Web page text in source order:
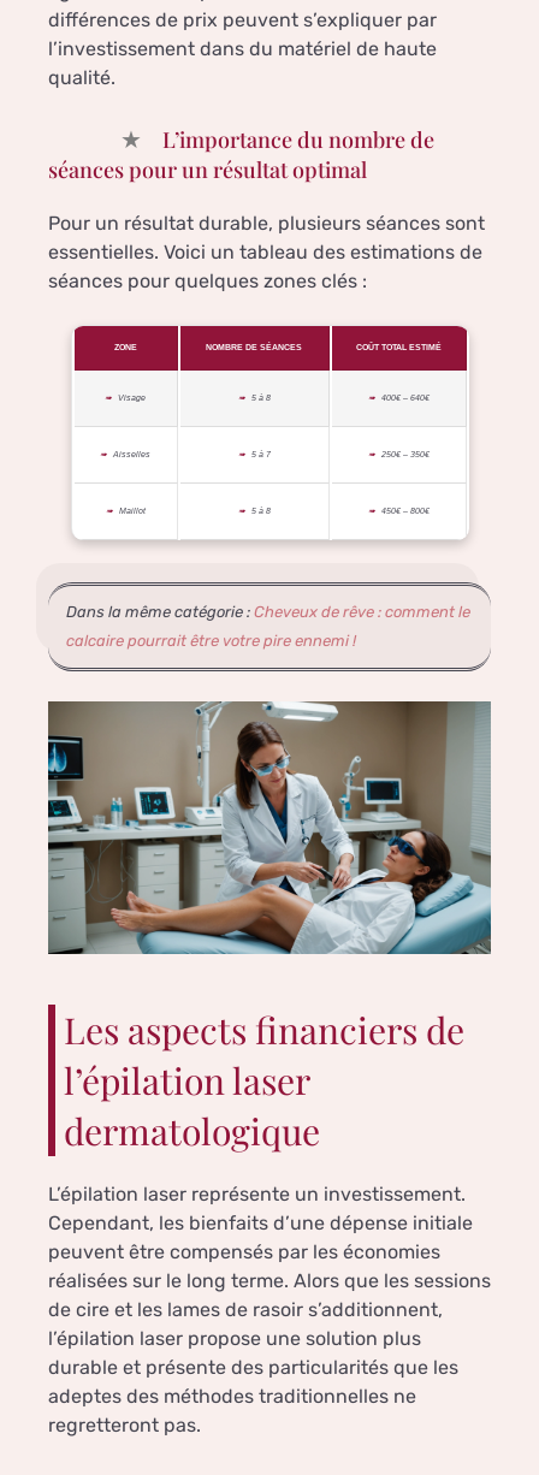
différences de prix peuvent s’expliquer par
l’investissement dans du matériel de haute
qualité.
L’importance du nombre de
séances pour un résultat optimal
Pour un résultat durable, plusieurs séances sont
essentielles. Voici un tableau des estimations de
séances pour quelques zones clés :
ZONE NOMBRE DE SÉANCES COÛT TOTAL ESTIMÉ
Visage 5 à 8 400€ – 640€
Aisselles 5 à 7 250€ – 350€
Maillot 5 à 8 450€ – 800€
Dans la même catégorie : Cheveux de rêve : comment le
calcaire pourrait être votre pire ennemi !
Les aspects financiers de
l’épilation laser
dermatologique
L’épilation laser représente un investissement.
Cependant, les bienfaits d’une dépense initiale
peuvent être compensés par les économies
réalisées sur le long terme. Alors que les sessions
de cire et les lames de rasoir s’additionnent,
l’épilation laser propose une solution plus
durable et présente des particularités que les
adeptes des méthodes traditionnelles ne
regretteront pas.